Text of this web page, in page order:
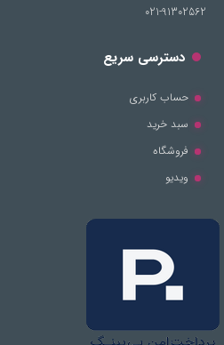
021-91302562
دسترسی سریع
حساب کاربری
سبد خرید
فروشگاه
ویدیو